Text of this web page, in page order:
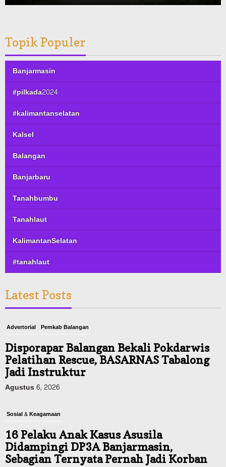
Topik Populer
Banjarmasin
#pilkada2024
#kalimantanselatan
Kalsel
Balangan
Banjarbaru
Tanahbumbu
Tanahlaut
KalimantanSelatan
#tanahlaut
Latest Posts
Advertorial Pemkab Balangan
Disporapar Balangan Bekali Pokdarwis
Pelatihan Rescue, BASARNAS Tabalong
Jadi Instruktur
Agustus 6, 2026
Sosial & Keagamaan
16 Pelaku Anak Kasus Asusila
Didampingi DP3A Banjarmasin,
Sebagian Ternyata Pernah Jadi Korban